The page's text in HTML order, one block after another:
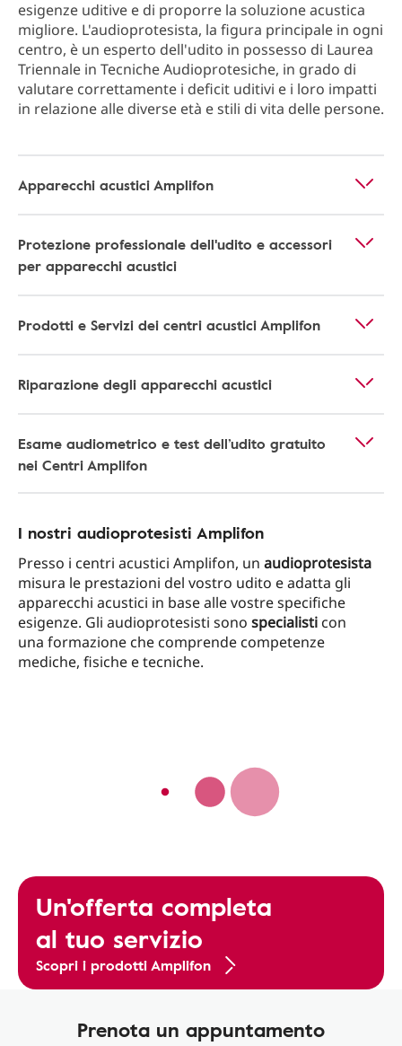
esigenze uditive e di proporre la soluzione acustica
migliore. L'audioprotesista, la figura principale in ogni
centro, è un esperto dell'udito in possesso di Laurea
Triennale in Tecniche Audioprotesiche, in grado di
valutare correttamente i deficit uditivi e i loro impatti
in relazione alle diverse età e stili di vita delle persone.
Apparecchi acustici Amplifon
Protezione professionale dell'udito e accessori
per apparecchi acustici
Prodotti e Servizi dei centri acustici Amplifon
Riparazione degli apparecchi acustici
Esame audiometrico e test dell’udito gratuito
nei Centri Amplifon
I nostri audioprotesisti Amplifon
Presso i centri acustici Amplifon, un audioprotesista
misura le prestazioni del vostro udito e adatta gli
apparecchi acustici in base alle vostre specifiche
esigenze. Gli audioprotesisti sono specialisti con
una formazione che comprende competenze
mediche, fisiche e tecniche.
Un'offerta completa
al tuo servizio
Scopri i prodotti Amplifon
Prenota un appuntamento